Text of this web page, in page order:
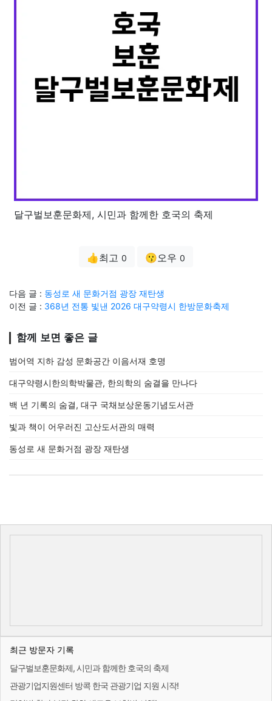
달구벌보훈문화제, 시민과 함께한 호국의 축제
👍최고 0 😗오우 0
다음 글 : 동성로 새 문화거점 광장 재탄생
이전 글 : 368년 전통 빛낸 2026 대구약령시 한방문화축제
함께 보면 좋은 글
범어역 지하 감성 문화공간 이음서재 호명
대구약령시한의학박물관, 한의학의 숨결을 만나다
백 년 기록의 숨결, 대구 국채보상운동기념도서관
빛과 책이 어우러진 고산도서관의 매력
동성로 새 문화거점 광장 재탄생
최근 방문자 기록
달구벌보훈문화제, 시민과 함께한 호국의 축제
관광기업지원센터 방콕 한국 관광기업 지원 시작!